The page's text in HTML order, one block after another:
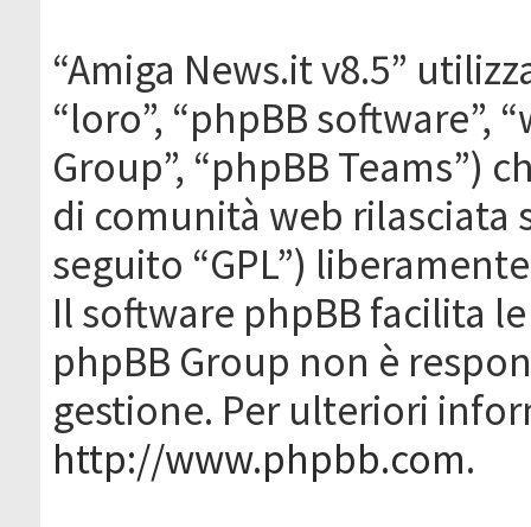
“Amiga News.it v8.5”
“loro”, “phpBB software”,
Group”, “phpBB Teams”)
di comunità web rilasciata
seguito “GPL”)
Il software phpBB facilita
phpBB Group non è
gestione. Per ulteriori
http://www.phpbb.com.